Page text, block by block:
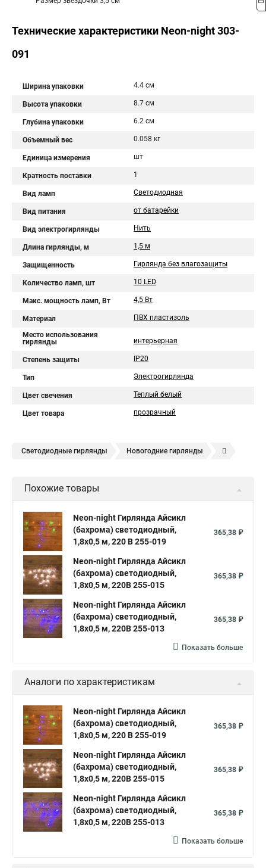
Технические характеристики Neon-night 303-
091
Ширина упаковки 4.4 см
Высота упаковки 8.7 см
Глубина упаковки 6.2 см
Объемный вес 0.058 кг
Единица измерения шт
Кратность поставки 1
Вид ламп Светодиодная
Вид питания от батарейки
Вид электрогирлянды Нить
Длина гирлянды, м 1,5 м
Защищенность Гирлянда без влагозащиты
Количество ламп, шт 10 LED
Макс. мощность ламп, Вт 4,5 Вт
Материал ПВХ пластизоль
Место использования
гирлянды
интерьерная
Степень защиты IP20
Тип Электрогирлянда
Цвет свечения Теплый белый
Цвет товара прозрачный
Светодиодные гирлянды Новогодние гирлянды
Электрическая гирлянда
Похожие товары
Neon-night Гирлянда Айсикл
(бахрома) светодиодный,
1,8х0,5 м, 220 В 255-019
365,38 ₽
Neon-night Гирлянда Айсикл
(бахрома) светодиодный,
1,8х0,5 м, 220В 255-015
365,38 ₽
Neon-night Гирлянда Айсикл
(бахрома) светодиодный,
1,8х0,5 м, 220В 255-013
365,38 ₽
Показать больше
Аналоги по характеристикам
Neon-night Гирлянда Айсикл
(бахрома) светодиодный,
1,8х0,5 м, 220 В 255-019
365,38 ₽
Neon-night Гирлянда Айсикл
(бахрома) светодиодный,
1,8х0,5 м, 220В 255-015
365,38 ₽
Neon-night Гирлянда Айсикл
(бахрома) светодиодный,
1,8х0,5 м, 220В 255-013
365,38 ₽
Показать больше